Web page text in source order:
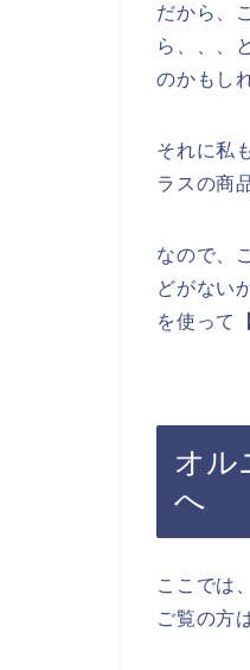
だから、
ら、、、
のかもし
それに私
ラスの商
なので、
どがない
を使って
オル
へ
ここでは
ご覧の方